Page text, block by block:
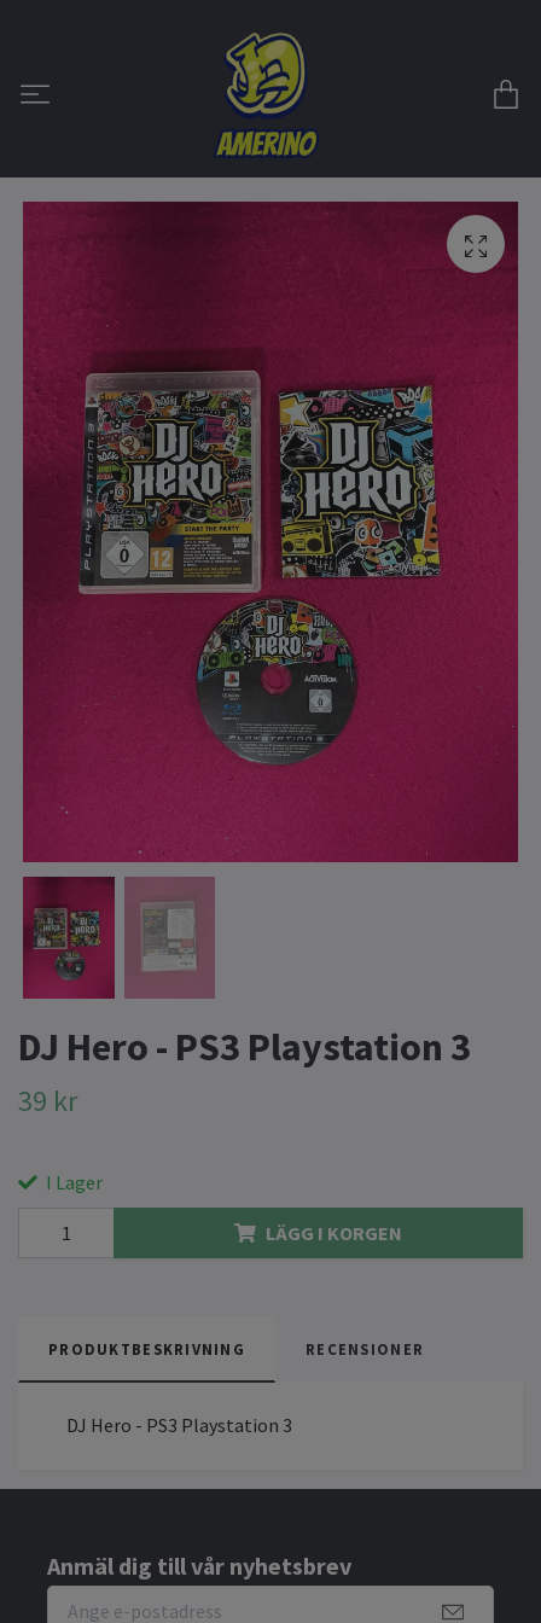
DJ Hero - PS3 Playstation 3
39 kr
I Lager
LÄGG I KORGEN
PRODUKTBESKRIVNING RECENSIONER
DJ Hero - PS3 Playstation 3
Anmäl dig till vår nyhetsbrev